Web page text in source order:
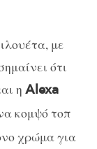
με
ότι
η Alexa
κομψό τοπ
χρώμα για